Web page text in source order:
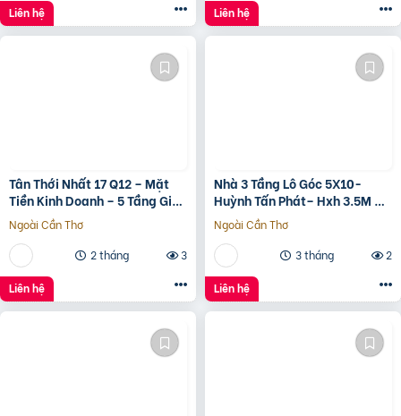
????????????, ????????á
????.???? ????ỷ
Liên hệ Liên hệ
Tân Thới Nhất 17 Q12 – Mặt
Tiền Kinh Doanh – 5 Tầng Giá
13.6 Tỷ
Ngoài Cần Thơ
2 tháng
3
Liên hệ
Nhà 3 Tầng Lô Góc 5X10-
Huỳnh Tấn Phát– Hxh 3.5M –
Kinh Doanh Tốt – Shr Hoàn
Công Đủ- Giá 3 Tỷ Hơn.
Ngoài Cần Thơ
3 tháng
2
Liên hệ